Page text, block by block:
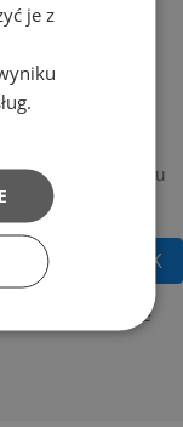
to keep you
purpose, please
je z